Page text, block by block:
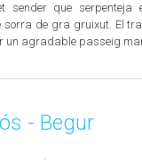
sender que serpenteja
de gra gruixut. El
un agradable passeig
- Begur